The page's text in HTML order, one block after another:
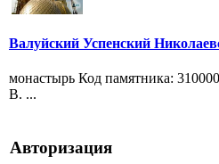
Валуйский Успенский
монастырь Код памятника:
В. ...
Авторизация